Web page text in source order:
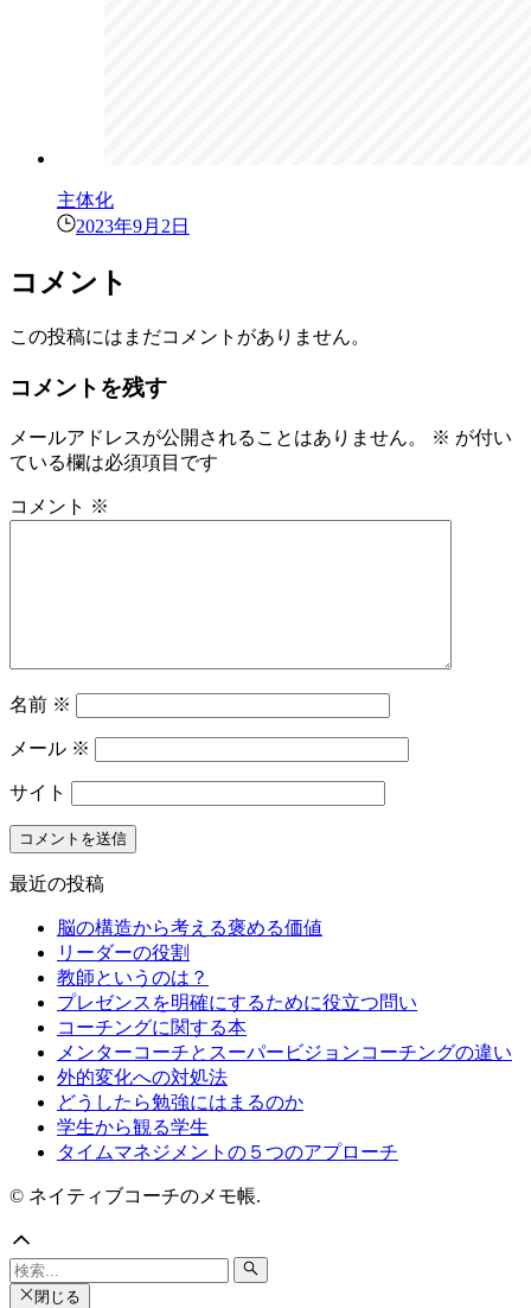
主体化
2023年9月2日
コメント
この投稿にはまだコメントがありません。
コメントを残す
メールアドレスが公開されることはありません。 ※ が付い
ている欄は必須項目です
コメント ※
名前 ※
メール ※
サイト
最近の投稿
脳の構造から考える褒める価値
リーダーの役割
教師というのは？
プレゼンスを明確にするために役立つ問い
コーチングに関する本
メンターコーチとスーパービジョンコーチングの違い
外的変化への対処法
どうしたら勉強にはまるのか
学生から観る学生
タイムマネジメントの５つのアプローチ
© ネイティブコーチのメモ帳.
閉じる